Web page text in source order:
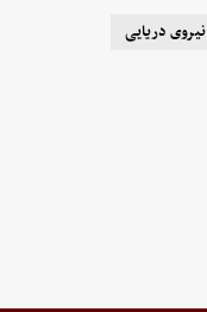
نیروی دریایی